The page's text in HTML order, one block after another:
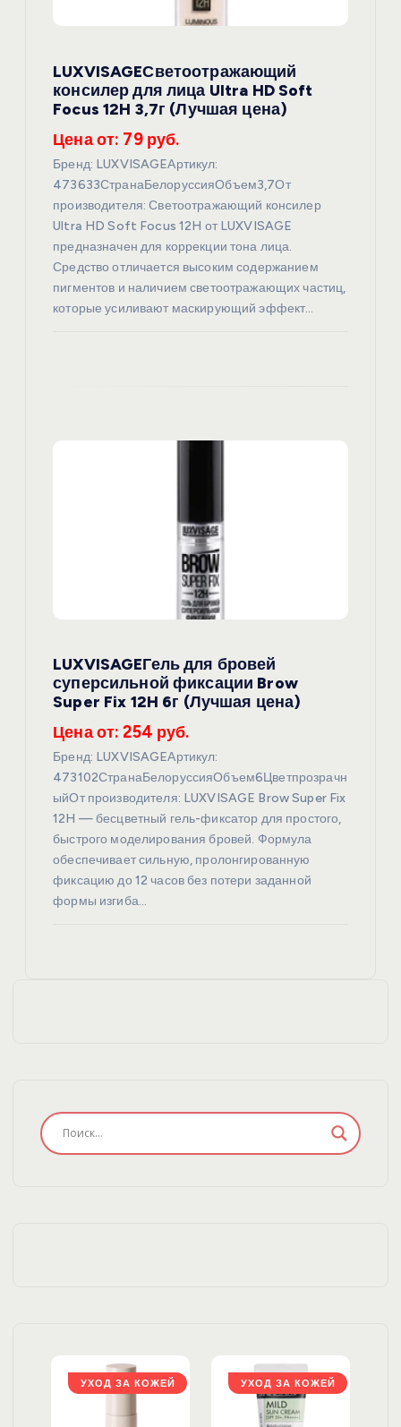
LUXVISAGEСветоотражающий
консилер для лица Ultra HD Soft
Focus 12H 3,7г (Лучшая цена)
Цена от: 79 руб.
Бренд: LUXVISAGEАртикул:
473633СтранаБелоруссияОбъем3,7От
производителя: Светоотражающий консилер
Ultra HD Soft Focus 12H от LUXVISAGE
предназначен для коррекции тона лица.
Средство отличается высоким содержанием
пигментов и наличием светоотражающих частиц,
которые усиливают маскирующий эффект…
LUXVISAGEГель для бровей
суперсильной фиксации Brow
Super Fix 12H 6г (Лучшая цена)
Цена от: 254 руб.
Бренд: LUXVISAGEАртикул:
473102СтранаБелоруссияОбъем6Цветпрозрачн
ыйОт производителя: LUXVISAGE Brow Super Fix
12H — бесцветный гель-фиксатор для простого,
быстрого моделирования бровей. Формула
обеспечивает сильную, пролонгированную
фиксацию до 12 часов без потери заданной
формы изгиба…
УХОД ЗА КОЖЕЙ УХОД ЗА КОЖЕЙ